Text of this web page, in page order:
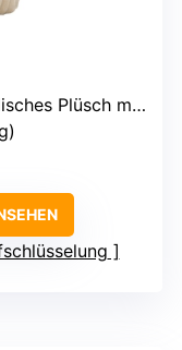
Plüsch mit Schaum